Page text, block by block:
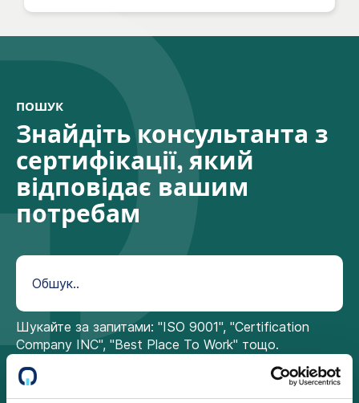
Daniel Sten
напрямку - ІТ
Надіслати електронну пошту
Johan Temsare
продажу -
навчання
Надіслати електронну пошту
ПОШУК
Знайдіть консультанта з
сертифікації, який
відповідає вашим
потребам
Шукайте за запитами: "ISO 9001", "Certification
Company INC", "Best Place To Work" тощо.
Швеція